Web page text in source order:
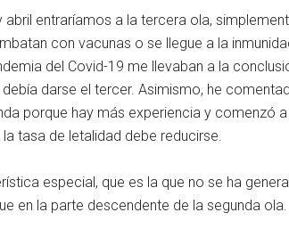
entraríamos a la tercera ola,
con vacunas o se llegue a la
del Covid-19 me llevaban a la
darse el tercer. Asimismo, he
porque hay más experiencia y comenzó
tasa de letalidad debe reducirse.
especial, que es la que no se ha
en la parte descendente de la segunda ola.